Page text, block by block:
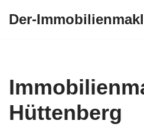
Der-
Hüttenberg